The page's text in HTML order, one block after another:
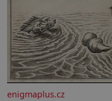
enigmaplus.cz